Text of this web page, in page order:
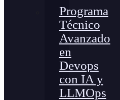
Programa
Técnico
Avanzado
en
Devops
con IA y
LLMOps